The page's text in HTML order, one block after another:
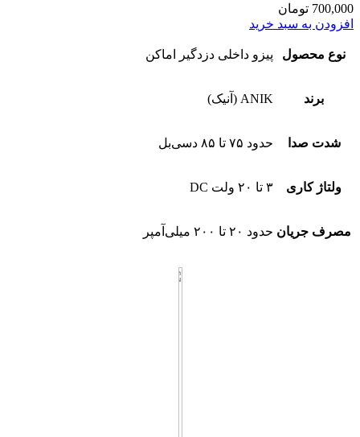
700,000 تومان
افزودن به سبد خرید
نوع محصول پیزو داخلی دزدگیر اماکن
برند ANIK (آنیک)
شدت صدا حدود ۷۵ تا ۸۵ دسی‌بل
ولتاژ کاری ۳ تا ۲۰ ولت DC
مصرف جریان حدود ۲۰ تا ۲۰۰ میلی‌آمپر